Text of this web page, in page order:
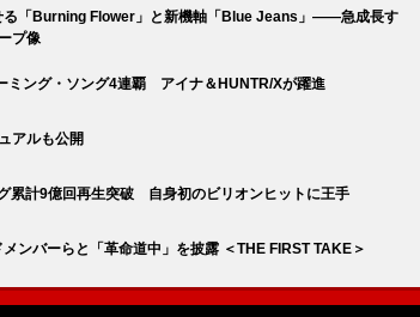
「Burning Flower」と新機軸「Blue Jeans」――急成長す
プ像
ミング・ソング4連覇 アイナ＆HUNTR/Xが躍進
アルも公開
累計9億回再生突破 自身初のビリオンヒットに王手
ンバーらと「革命道中」を披露 ＜THE FIRST TAKE＞